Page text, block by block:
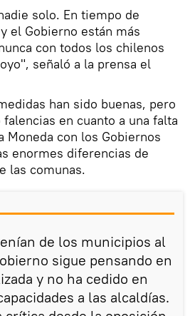
solo. En tiempo de
el Gobierno están más
con todos los chilenos
señaló a la prensa el
han sido buenas, pero
en cuanto a una falta
Moneda con los Gobiernos
enormes diferencias de
las comunas.
de los municipios al
sigue pensando en
y no ha cedido en
a las alcaldías.